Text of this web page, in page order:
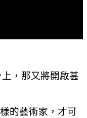
，那又將開啟甚
的藝術家，才可